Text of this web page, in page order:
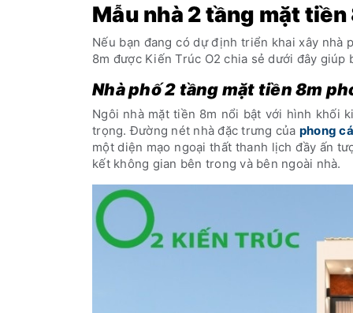
Mẫu nhà 2 tầng mặt
Nếu bạn đang có dự định triển khai xây nhà
8m được Kiến Trúc O2 chia sẻ dưới đây giúp
Nhà phố 2 tầng mặt tiền 8m
Ngôi nhà mặt tiền 8m nổi bật với hình khối
trọng. Đường nét nhà đặc trưng của phong
một diện mạo ngoại thất thanh lịch đầy ấn
kết không gian bên trong và bên ngoài nhà.